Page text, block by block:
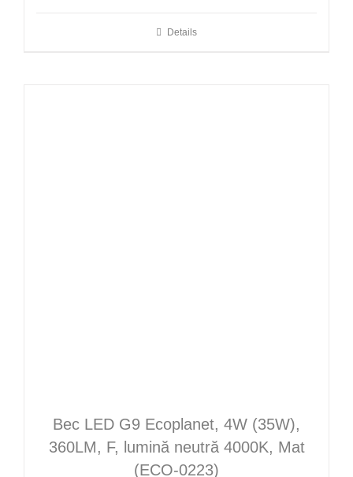
Details
Bec LED G9 Ecoplanet, 4W (35W),
360LM, F, lumină neutră 4000K, Mat
(ECO-0223)